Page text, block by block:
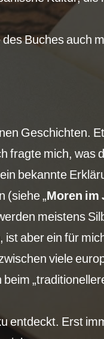
Buches auch
Geschichten.
fragte mich, was
bekannte
(siehe „Moren im
meistens
aber ein für
viele
entdeckt. Erst